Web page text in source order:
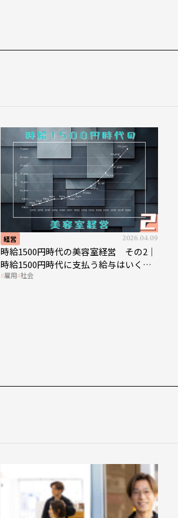
経営 2026.04.09
時給1500円時代の美容室経営 その2｜
時給1500円時代に支払う給与はいくら
なのか
雇用 社会